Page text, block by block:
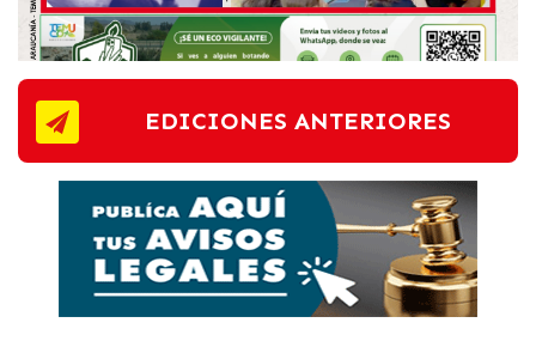
EDICIONES ANTERIORES